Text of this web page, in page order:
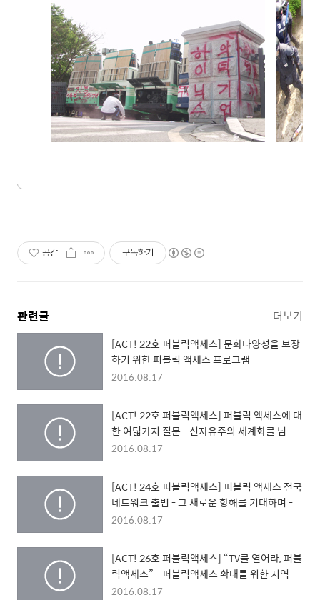
공감 구독하기
관련글 더보기
[ACT! 22호 퍼블릭액세스] 문화다양성을 보장
하기 위한 퍼블릭 액세스 프로그램
2016.08.17
[ACT! 22호 퍼블릭액세스] 퍼블릭 액세스에 대
한 여덟가지 질문 - 신자유주의 세계화를 넘어
서서, 디지틀 시대의 미디어 운동을 위한 숨고르
2016.08.17
[ACT! 24호 퍼블릭액세스] 퍼블릭 액세스 전국
네트워크 출범 - 그 새로운 항해를 기대하며 -
2016.08.17
[ACT! 26호 퍼블릭액세스] “TV를 열어라, 퍼블
릭액세스” - 퍼블릭액세스 확대를 위한 지역 순
회 시민영상제
2016.08.17